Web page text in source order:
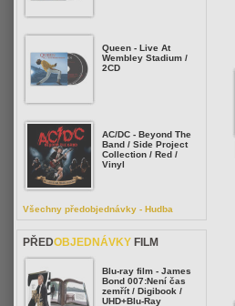
Queen - Live At
Wembley Stadium /
2CD
AC/DC - Beyond The
Band / Side Project
Collection / Red /
Vinyl
Všechny předobjednávky - Hudba
PŘEDOBJEDNÁVKY FILM
Blu-ray film - James
Bond 007:Není čas
zemřít / Digibook /
UHD+Blu-Ray